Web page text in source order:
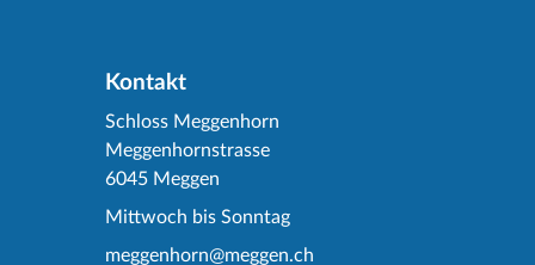
Kontakt
Schloss Meggenhorn
Meggenhornstrasse
6045 Meggen
Mittwoch bis Sonntag
meggenhorn@meggen.ch